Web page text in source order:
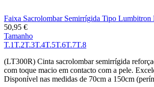
Faixa Sacrolombar Semirrígida Tipo
50,95 €
Tamanho
T.1T.2T.3T.4T.5T.6T.7T.8
(LT300R) Cinta sacrolombar semirrígida
com toque macio em contacto com a pele.
Disponível nas medidas de 70cm a 150cm